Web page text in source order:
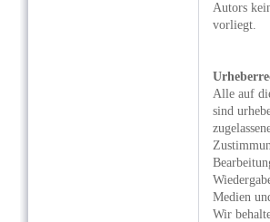
Autors
vorliegt.
Alle auf
sind
Medien
Wir